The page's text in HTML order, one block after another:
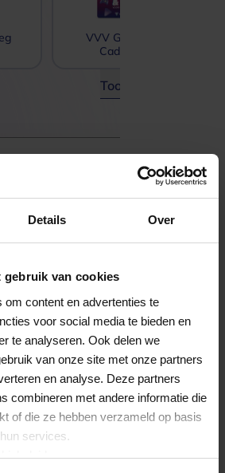
Details Over
gebruik van cookies
om content en advertenties te
voor social media te bieden en
te analyseren. Ook delen we
van onze site met onze partners
en analyse. Deze partners
combineren met andere informatie die
of die ze hebben verzameld op basis
services.
VVV Game & Play
Cadeaukaart
Toon meer opties
Zoeken
zoekresultaten gevonden.
en/of pas je filters aan.